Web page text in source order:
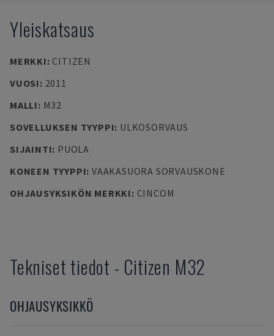
Yleiskatsaus
MERKKI: CITIZEN
VUOSI: 2011
MALLI: M32
SOVELLUKSEN TYYPPI: ULKOSORVAUS
SIJAINTI: PUOLA
KONEEN TYYPPI: VAAKASUORA SORVAUSKONE
OHJAUSYKSIKÖN MERKKI: CINCOM
Tekniset tiedot - Citizen M32
OHJAUSYKSIKKÖ